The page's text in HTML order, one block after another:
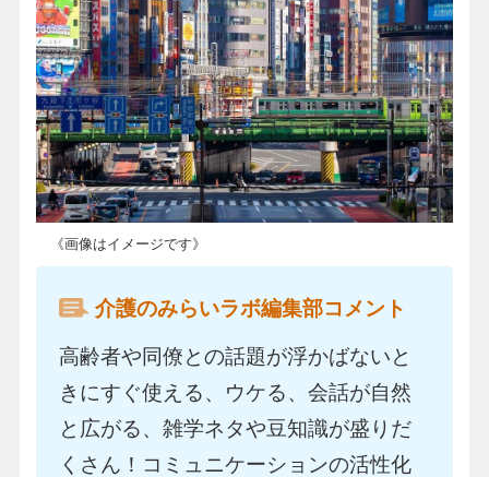
《画像はイメージです》
介護のみらいラボ編集部コメント
高齢者や同僚との話題が浮かばないと
きにすぐ使える、ウケる、会話が自然
と広がる、雑学ネタや豆知識が盛りだ
くさん！コミュニケーションの活性化